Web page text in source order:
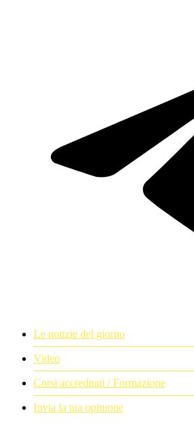
Le notizie del giorno
Video
Corsi accreditati / Formazione
Invia la tua opinione